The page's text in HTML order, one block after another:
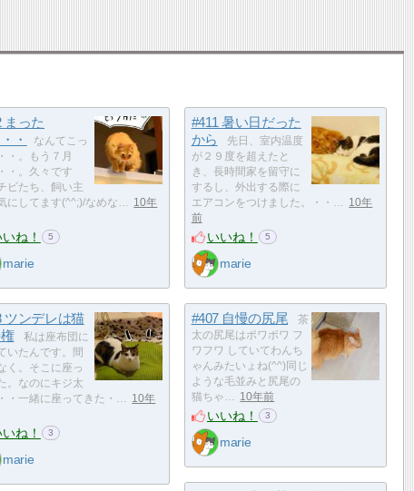
まった
・
なんてこっ
・。もう７月
・。久々です
ビたち、飼い主
にしてます(^^;)/なめな… 10年
ね！ 5
marie
#411 暑い日だった
から
先日、室内温度
が２９度を超えたと
き、長時間家を留守に
するし、外出する際に
エアコンをつけました。・・… 10年
前
いいね！ 5
marie
ツンデレは猫
私は座布団に
いたんです。間
く。そこに座っ
。なのにキジ太
・一緒に座ってきた・… 10年
ね！ 3
marie
#407 自慢の尻尾
茶
太の尻尾はポワポワ フ
ワフワ していてわんち
ゃんみたいょね(^^)同じ
ような毛並みと尻尾の
猫ちゃ… 10年前
いいね！ 3
marie